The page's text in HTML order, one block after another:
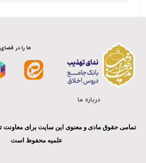
ما را در
درباره ما
تمامی حقوق مادی و معنوی این سایت برای معاونت
علمیه محفوظ است